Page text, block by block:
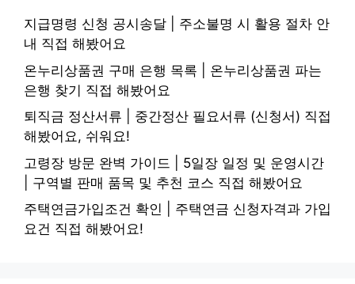
지급명령 신청 공시송달 | 주소불명 시 활용 절차 안
내 직접 해봤어요
온누리상품권 구매 은행 목록 | 온누리상품권 파는
은행 찾기 직접 해봤어요
퇴직금 정산서류 | 중간정산 필요서류 (신청서) 직접
해봤어요, 쉬워요!
고령장 방문 완벽 가이드 | 5일장 일정 및 운영시간
| 구역별 판매 품목 및 추천 코스 직접 해봤어요
주택연금가입조건 확인 | 주택연금 신청자격과 가입
요건 직접 해봤어요!